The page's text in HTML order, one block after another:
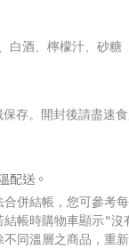
酒、檸檬汁、砂糖
存。開封後請盡速
配送。
合併結帳，您可參考
帳時購物車顯示"沒
同溫層之商品，重